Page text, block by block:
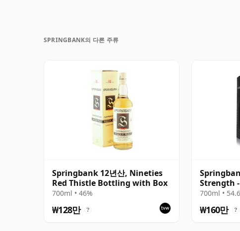
SPRINGBANK의 다른 주류
Springbank 12년산, Nineties
Red Thistle Bottling with Box
700ml • 46%
₩128만 ?
Strength
Release)
700ml •
₩160만 ?